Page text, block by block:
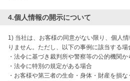
4.個人情報の開示について
1) 当社は、お客様の同意がない限り、個人
りません。ただし、以下の事例に該当する場
・法令に基づき裁判所や警察等の公的機関
・法令に特別の規定がある場合
・お客様や第三者の生命・身体・財産を損